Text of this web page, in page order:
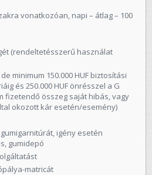
vonatkozóan, napi – átlag – 100
(rendeltetésszerű használat
minimum 150.000 HUF biztosítási
és 250.000 HUF önrésszel a G
fizetendő összeg saját hibás, vagy
okozott kár esetén/esemény)
igény esetén
gumidepó
matricát